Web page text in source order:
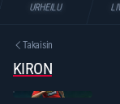
URHEILU
Takaisin
KIRON